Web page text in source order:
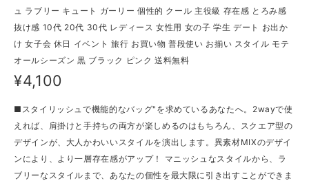
ュ ラブリー キュート ガーリー 個性的 クール 主役級 存在感 とろみ感
抜け感 10代 20代 30代 レディース 女性用 女の子 学生 デート お出か
け 女子会 休日 イベント 旅行 お買い物 普段使い お揃い スタイル モテ
オールシーズン 黒 ブラック ピンク 送料無料
¥4,100
■スタイリッシュで機能的なバッグ"を求めているあなたへ。2wayで使
えれば、肩掛けと手持ちの両方が楽しめるのはもちろん、スクエア型の
デザインが、大人かわいいスタイルを演出します。異素材MIXのデザイ
ンにより、より一層存在感がアップ！ マニッシュなスタイルから、ラ
ブリーなスタイルまで、あなたの個性を最大限に引き出すことができま